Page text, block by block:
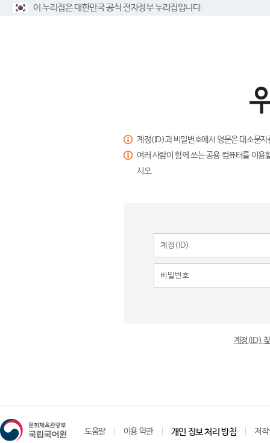
이 누리집은 대한민국 공식 전자정부 누리집입니다.
계정(ID)과 비밀번호에서 영문은 대소문
여러 사람이 함께 쓰는 공용 컴퓨터를 이
시오.
계정(ID)
도움말 이용 약관 개인 정보 처리 방침 저